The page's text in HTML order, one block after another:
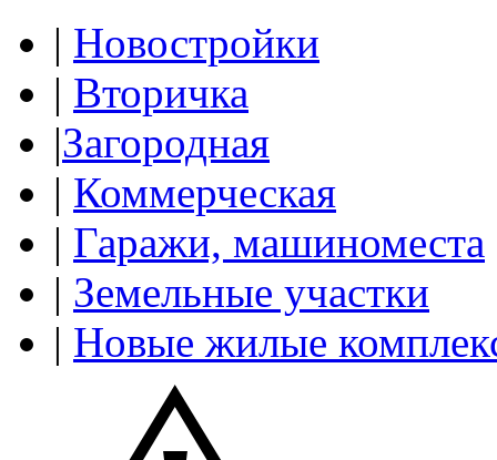
| Новостройки
| Вторичка
|Загородная
| Коммерческая
| Гаражи, машиноместа
| Земельные участки
| Новые жилые